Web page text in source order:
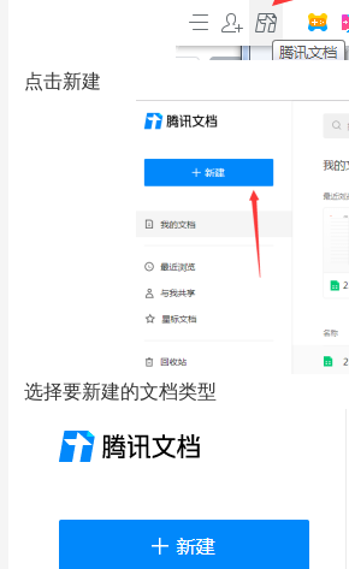
点击新建
选择要新建的文档类型